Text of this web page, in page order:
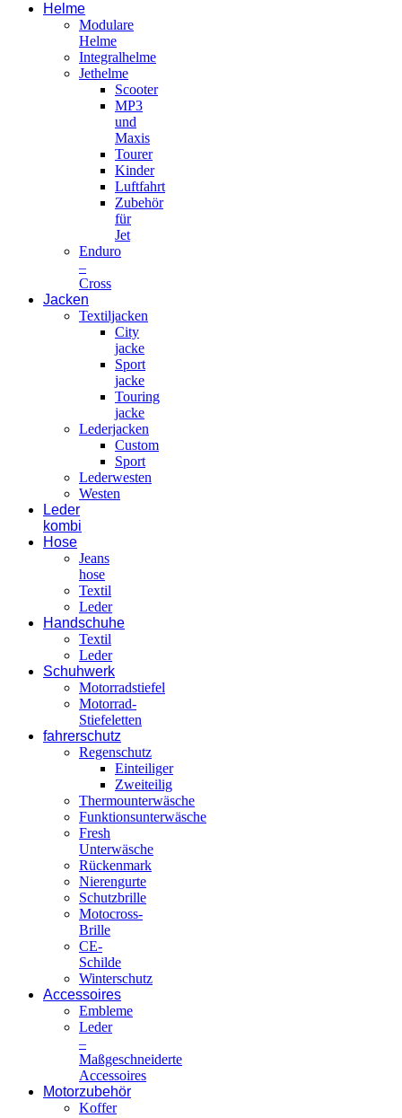
Helme
Modulare
Helme
Integralhelme
Jethelme
Scooter
MP3
und
Maxis
Tourer
Kinder
Luftfahrt
Zubehör
für
Jet
Enduro
–
Cross
Jacken
Textiljacken
City
jacke
Sport
jacke
Touring
jacke
Lederjacken
Custom
Sport
Lederwesten
Westen
Leder
kombi
Hose
Jeans
hose
Textil
Leder
Handschuhe
Textil
Leder
Schuhwerk
Motorradstiefel
Motorrad-
Stiefeletten
fahrerschutz
Regenschutz
Einteiliger
Zweiteilig
Thermounterwäsche
Funktionsunterwäsche
Fresh
Unterwäsche
Rückenmark
Nierengurte
Schutzbrille
Motocross-
Brille
CE-
Schilde
Winterschutz
Accessoires
Embleme
Leder
–
Maßgeschneiderte
Accessoires
Motorzubehör
Koffer